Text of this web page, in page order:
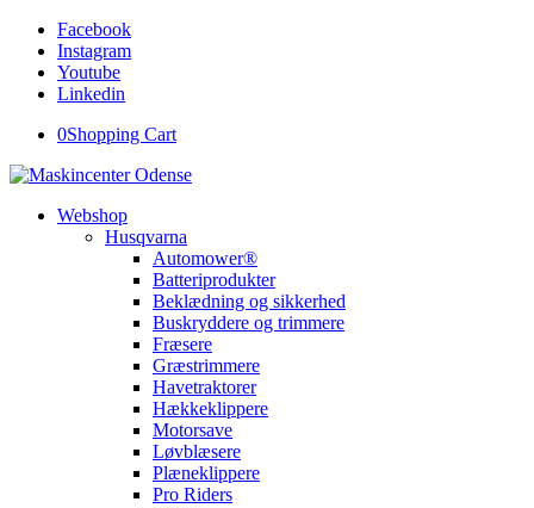
Facebook
Instagram
Youtube
Linkedin
0Shopping Cart
Webshop
Husqvarna
Automower®
Batteriprodukter
Beklædning og sikkerhed
Buskryddere og trimmere
Fræsere
Græstrimmere
Havetraktorer
Hækkeklippere
Motorsave
Løvblæsere
Plæneklippere
Pro Riders